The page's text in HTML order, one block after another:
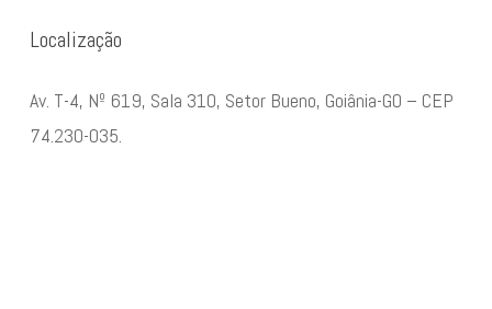
Localização
Av. T-4, Nº 619, Sala 310, Setor Bueno, Goiânia-GO – CEP
74.230-035.